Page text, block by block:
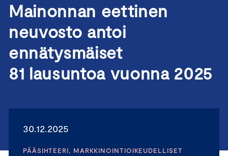
Mainonnan eettinen
neuvosto antoi
ennätysmäiset
81 lausuntoa vuonna 2025
30.12.2025
PÄÄSIHTEERI, MARKKINOINTIOIKEUDELLISET